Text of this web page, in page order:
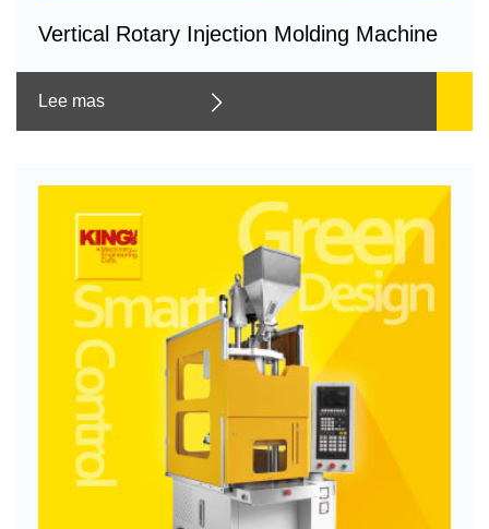
Vertical Rotary Injection Molding Machine
Lee mas